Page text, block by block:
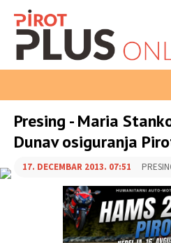
Presing - Maria
Dunav osiguranja
17. DECEMBAR 2013. 07:51